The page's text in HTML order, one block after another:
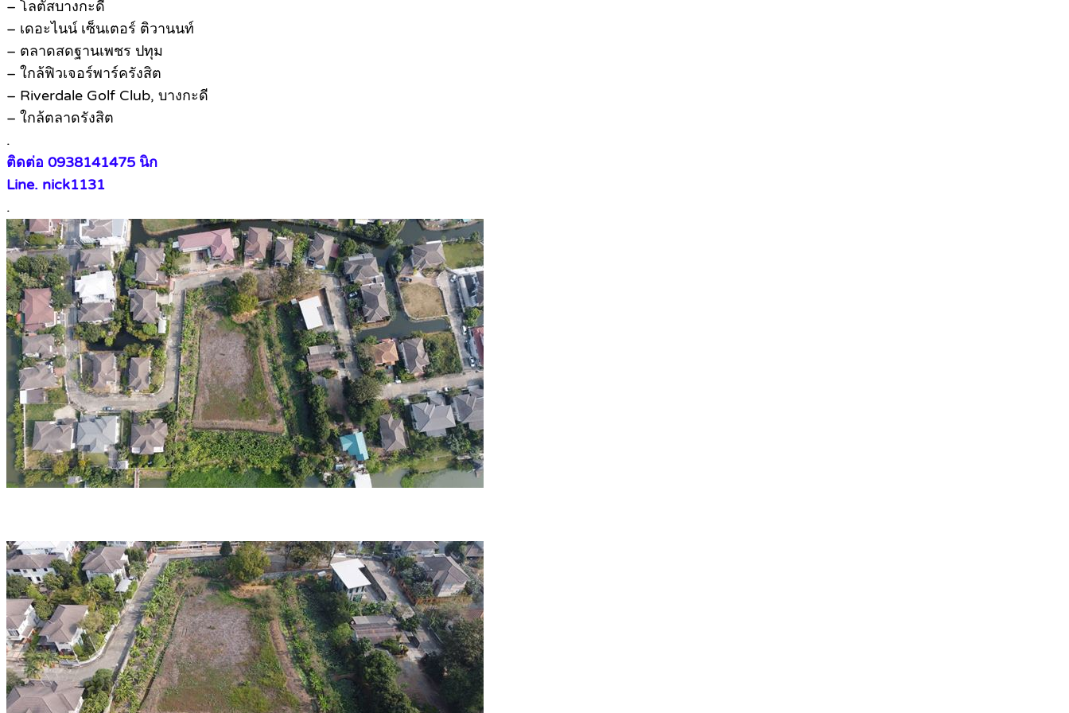
– โลตัสบางกะดี
– เดอะไนน์ เซ็นเตอร์ ติวานนท์
– ตลาดสดฐานเพชร ปทุม
– ใกล้ฟิวเจอร์พาร์ครังสิต
– Riverdale Golf Club, บางกะดี
– ใกล้ตลาดรังสิต
.
ติดต่อ 0938141475 นิก
Line. nick1131
.